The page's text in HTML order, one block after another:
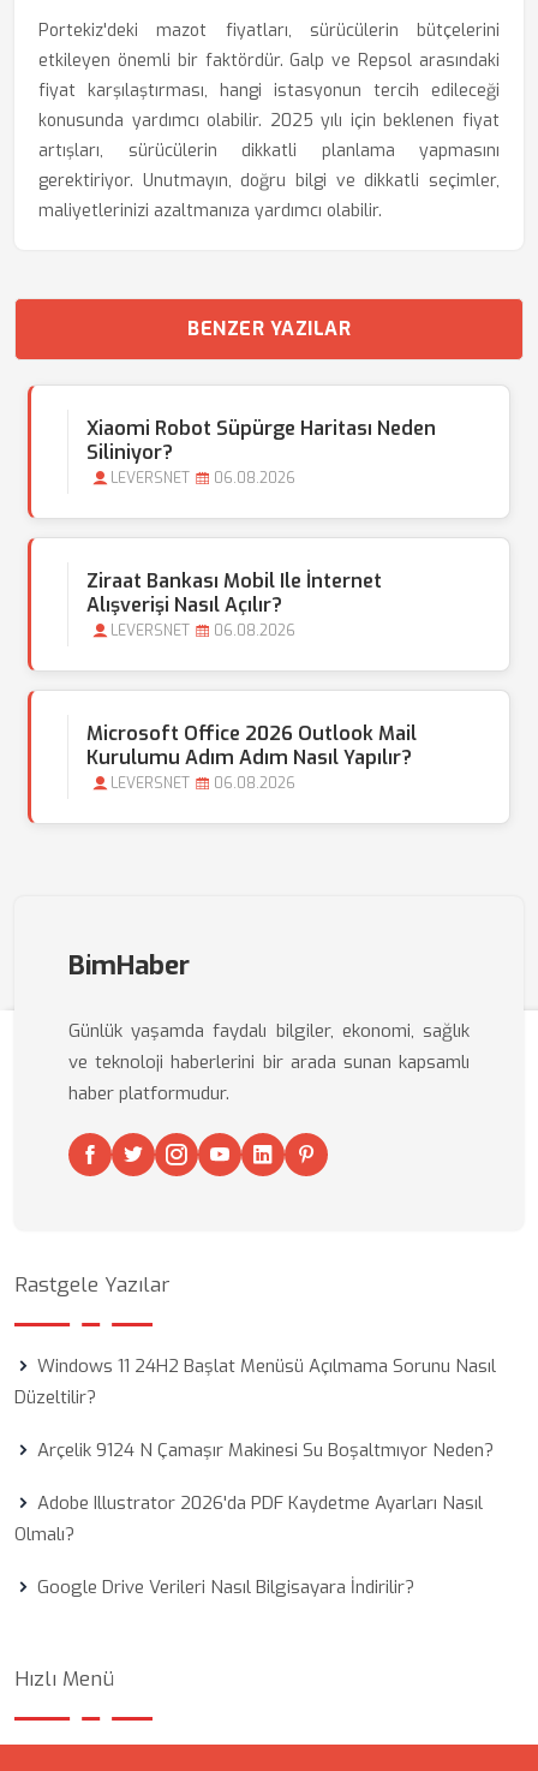
Portekiz'deki mazot fiyatları, sürücülerin bütçelerini
etkileyen önemli bir faktördür. Galp ve Repsol arasındaki
fiyat karşılaştırması, hangi istasyonun tercih edileceği
konusunda yardımcı olabilir. 2025 yılı için beklenen fiyat
artışları, sürücülerin dikkatli planlama yapmasını
gerektiriyor. Unutmayın, doğru bilgi ve dikkatli seçimler,
maliyetlerinizi azaltmanıza yardımcı olabilir.
BENZER YAZILAR
Xiaomi Robot Süpürge Haritası Neden
Siliniyor?
LEVERSNET 06.08.2026
Ziraat Bankası Mobil Ile İnternet
Alışverişi Nasıl Açılır?
LEVERSNET 06.08.2026
Microsoft Office 2026 Outlook Mail
Kurulumu Adım Adım Nasıl Yapılır?
LEVERSNET 06.08.2026
BimHaber
Günlük yaşamda faydalı bilgiler, ekonomi, sağlık
ve teknoloji haberlerini bir arada sunan kapsamlı
haber platformudur.
Rastgele Yazılar
Windows 11 24H2 Başlat Menüsü Açılmama Sorunu Nasıl
Düzeltilir?
Arçelik 9124 N Çamaşır Makinesi Su Boşaltmıyor Neden?
Adobe Illustrator 2026'da PDF Kaydetme Ayarları Nasıl
Olmalı?
Google Drive Verileri Nasıl Bilgisayara İndirilir?
Hızlı Menü